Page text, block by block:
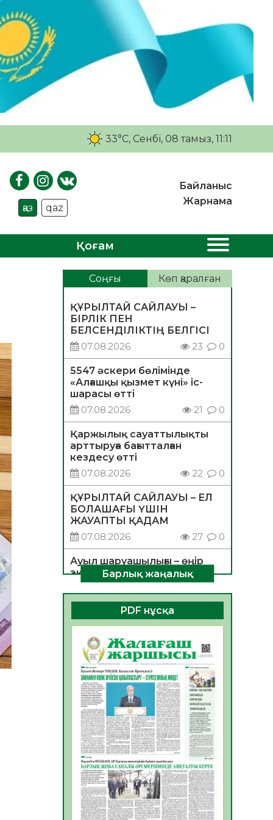
33°C, Сенбі, 08 тамыз, 11:11
қаз qaz
Байланыс
Жарнама
Қоғам
Соңғы Көп қаралған
ҚҰРЫЛТАЙ САЙЛАУЫ –
БІРЛІК ПЕН
БЕЛСЕНДІЛІКТІҢ БЕЛГІСІ
07.08.2026
23 0
5547 әскери бөлімінде
«Алғашқы қызмет күні» іс-
шарасы өтті
07.08.2026
21 0
Қаржылық сауаттылықты
арттыруға бағытталған
кездесу өтті
07.08.2026
22 0
ҚҰРЫЛТАЙ САЙЛАУЫ – ЕЛ
БОЛАШАҒЫ ҮШІН
ЖАУАПТЫ ҚАДАМ
07.08.2026
27 0
Ауыл шаруашылығы – өңір
экономикасының негізгі
тірегі
06.08.2026
36 0
ҚОҒАМДЫҚ БЕЛСЕНДІЛІК –
ЕЛ ДАМУЫНЫҢ НЕГІЗІ
06.08.2026
33
ҚҰРЫЛТАЙ САЙЛАУЫ –
БОЛАШАҚҚА БАСТАР
ЖАУАПТЫ ТАҢДАУ
06.08.2026
35
Инфекциялық ауруларға
қарсы иммундау
жұмыстарының тиімділігі
06.08.2026
37
Көкжөтел ауруы туралы
Барлық жаңалық
PDF нұсқа